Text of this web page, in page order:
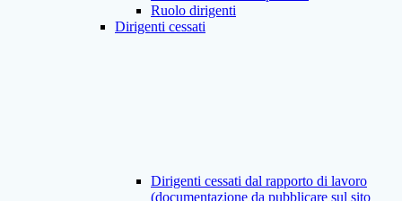
Ruolo dirigenti
Dirigenti cessati
Dirigenti cessati dal rapporto di lavoro
(documentazione da pubblicare sul sito